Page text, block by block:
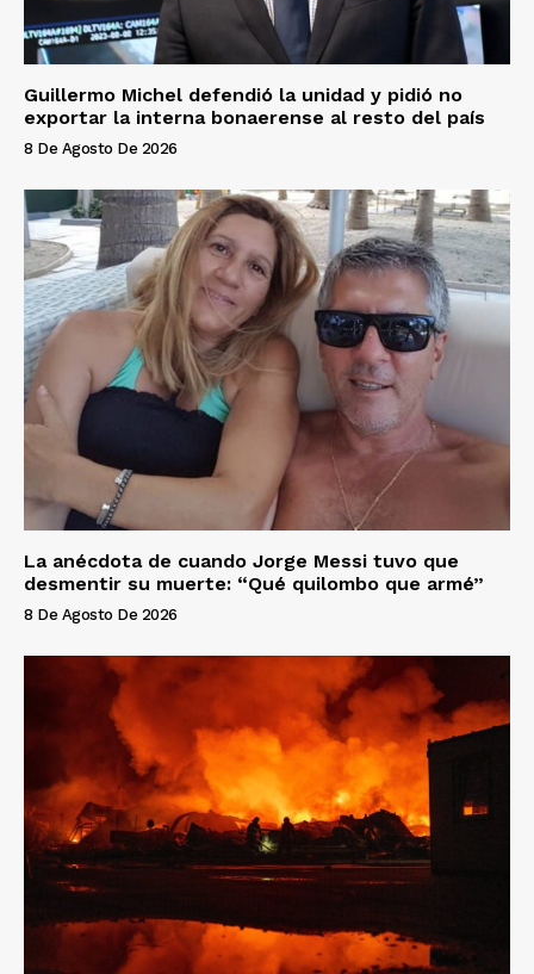
Guillermo Michel defendió la unidad y pidió no
exportar la interna bonaerense al resto del país
8 De Agosto De 2026
La anécdota de cuando Jorge Messi tuvo que
desmentir su muerte: “Qué quilombo que armé”
8 De Agosto De 2026